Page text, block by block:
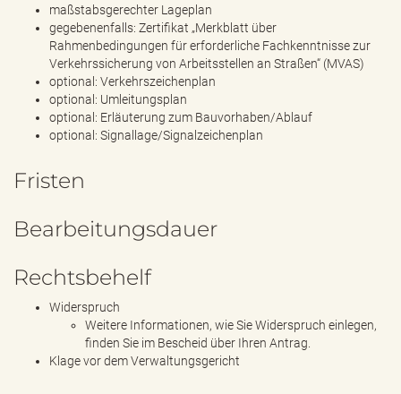
maßstabsgerechter Lageplan
gegebenenfalls: Zertifikat „Merkblatt über
Rahmenbedingungen für erforderliche Fachkenntnisse zur
Verkehrssicherung von Arbeitsstellen an Straßen“ (MVAS)
optional: Verkehrszeichenplan
optional: Umleitungsplan
optional: Erläuterung zum Bauvorhaben/Ablauf
optional: Signallage/Signalzeichenplan
Fristen
Bearbeitungsdauer
Rechtsbehelf
Widerspruch
Weitere Informationen, wie Sie Widerspruch einlegen,
finden Sie im Bescheid über Ihren Antrag.
Klage vor dem Verwaltungsgericht